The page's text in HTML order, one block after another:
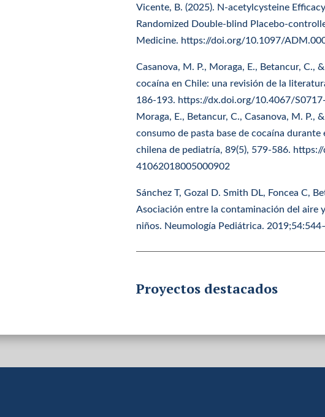
Vicente, B. (2025). N-acetylcysteine
Randomized Double-blind Placebo-
Medicine. https://doi.org/10.1097/
Casanova, M. P., Moraga, E., Betancur, C.,
cocaína en Chile: una revisión de la
186-193. https://dx.doi.org/10.4067/
Moraga, E., Betancur, C., Casanova, M. P.,
consumo de pasta base de cocaína
chilena de pediatría, 89(5), 579-586.
41062018005000902
Sánchez T, Gozal D. Smith DL, Foncea C,
Asociación entre la contaminación del aire
niños. Neumología Pediátrica.
Proyectos destacados